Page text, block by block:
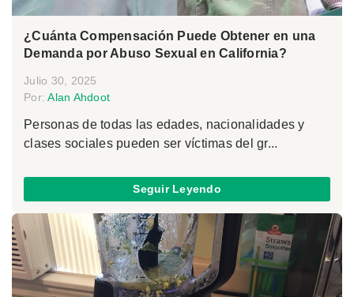
¿Cuánta Compensación Puede Obtener en una
Demanda por Abuso Sexual en California?
Julio 30, 2025
Por:Alan Ahdoot
Personas de todas las edades, nacionalidades y
clases sociales pueden ser víctimas del gr...
Seguir Leyendo